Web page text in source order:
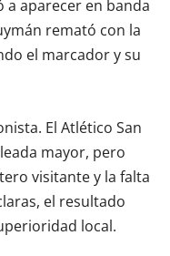
a aparecer en banda
remató con la
el marcador y su
El Atlético San
mayor, pero
visitante y la falta
el resultado
local.